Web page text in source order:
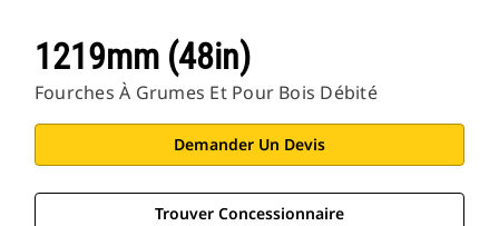
1219mm (48in)
Fourches À Grumes Et Pour Bois Débité
Demander Un Devis
Trouver Concessionnaire